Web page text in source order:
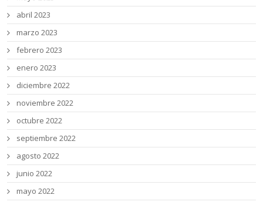
abril 2023
marzo 2023
febrero 2023
enero 2023
diciembre 2022
noviembre 2022
octubre 2022
septiembre 2022
agosto 2022
junio 2022
mayo 2022